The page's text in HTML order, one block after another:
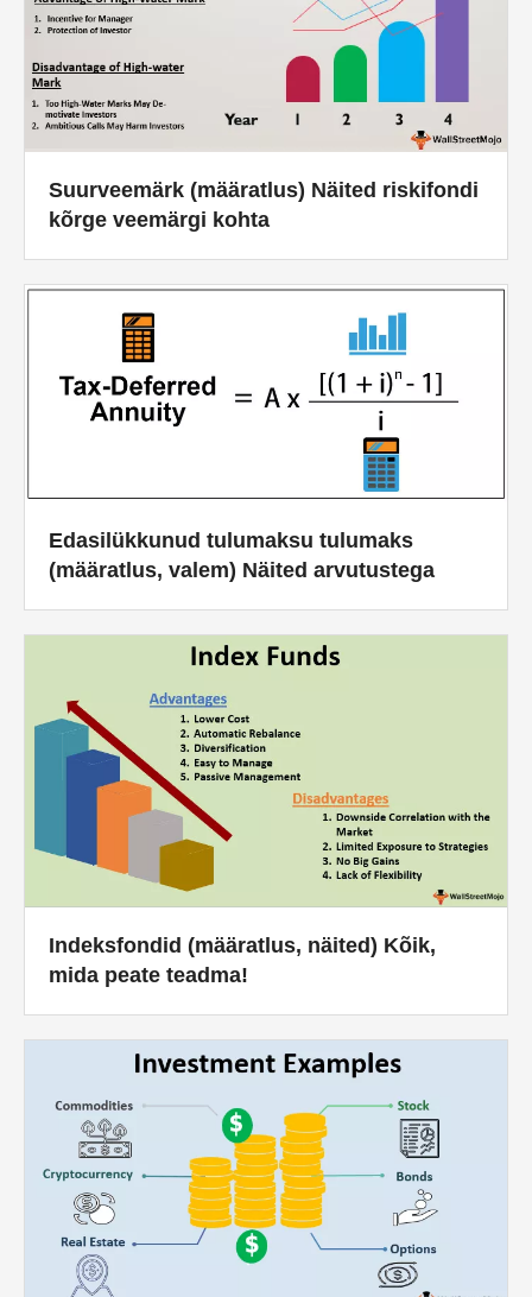
Suurveemärk (määratlus) Näited riskifondi
kõrge veemärgi kohta
Edasilükkunud tulumaksu tulumaks
(määratlus, valem) Näited arvutustega
Indeksfondid (määratlus, näited) Kõik,
mida peate teadma!